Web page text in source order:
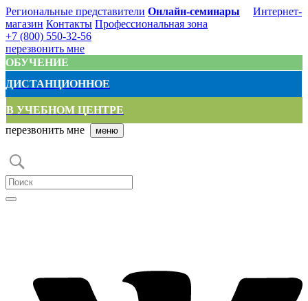
Региональные представители Онлайн-семинары
Интернет-
магазин Контакты Профессиональная зона
+7 (800) 550-32-56
перезвонить мне
ОБУЧЕНИЕ
ДИСТАНЦИОННОЕ
В УЧЕБНОМ ЦЕНТРЕ
перезвонить мне
меню